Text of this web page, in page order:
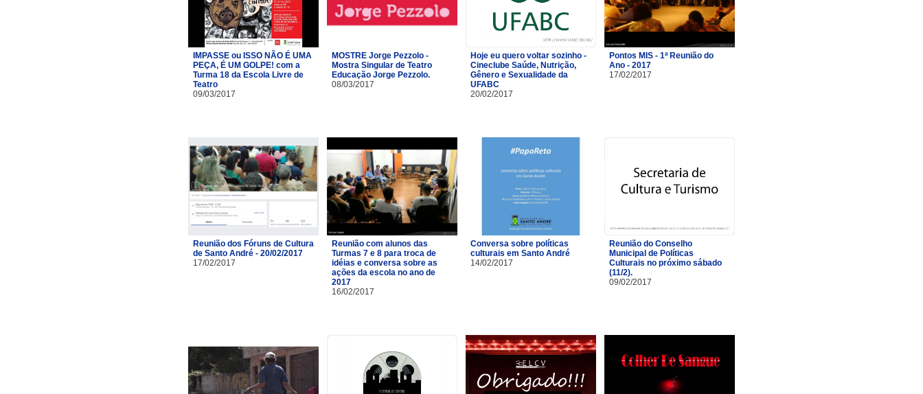
IMPASSE ou ISSO NÃO É UMA
PEÇA, É UM GOLPE! com a
Turma 18 da Escola Livre de
Teatro​
09/03/2017
MOSTRE Jorge Pezzolo -
Mostra Singular de Teatro
Educação Jorge Pezzolo.
08/03/2017
Hoje eu quero voltar sozinho -
Cineclube Saúde, Nutrição,
Gênero e Sexualidade da
UFABC
20/02/2017
Pontos MIS - 1ª Reunião do
Ano - 2017
17/02/2017
Reunião dos Fóruns de Cultura
de Santo André - 20/02/2017
17/02/2017
Reunião com alunos das
Turmas 7 e 8 para troca de
idéias e conversa sobre as
ações da escola no ano de
2017
16/02/2017
Conversa sobre políticas
culturais em Santo André
14/02/2017
Reunião do Conselho
Municipal de Políticas
Culturais no próximo sábado
(11/2).
09/02/2017